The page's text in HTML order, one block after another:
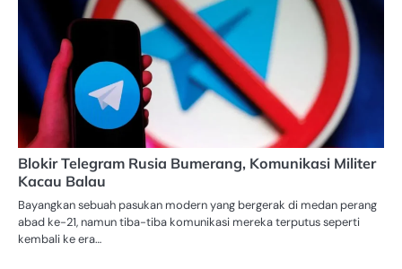
Blokir Telegram Rusia Bumerang, Komunikasi Militer
Kacau Balau
Bayangkan sebuah pasukan modern yang bergerak di medan perang
abad ke-21, namun tiba-tiba komunikasi mereka terputus seperti
kembali ke era…